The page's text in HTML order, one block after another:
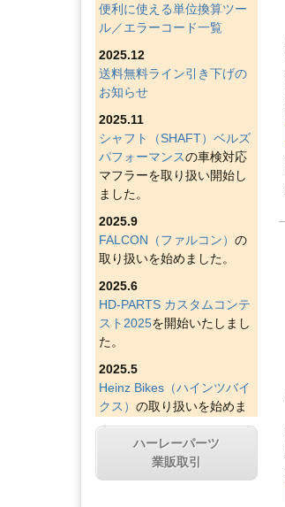
便利に使える単位換算ツー
ル／エラーコード一覧
2025.12
送料無料ライン引き下げの
お知らせ
2025.11
シャフト（SHAFT）ベルズ
パフォーマンスの車検対応
マフラーを取り扱い開始し
ました。
2025.9
FALCON（ファルコン） の
取り扱いを始めました。
2025.6
HD-PARTS カスタムコンテ
スト2025を開始いたしまし
た。
2025.5
Heinz Bikes（ハインツバイ
クス） の取り扱いを始めま
した。
2025.4
Figurati Designs（フィグラ
ハーレーパーツ
業販取引